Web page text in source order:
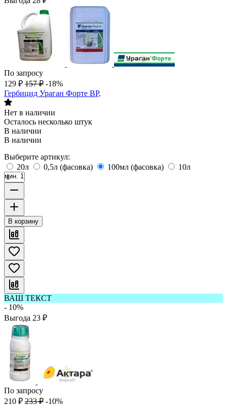
По запросу
129 ₽ 157 ₽ -18%
Гербицид Ураган Форте ВР,
Нет в наличии
Осталось несколько штук
В наличии
В наличии
Выберите артикул:
20л
0,5л (фасовка) 100мл (фасовка) 10л
мин. 1
В корзину
ВАШ ТЕКСТ
- 10%
Выгода 23 ₽
По запросу
210 ₽ 233 ₽ -10%